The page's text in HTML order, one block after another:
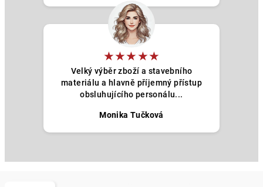
★★★★★
Velký výběr zboží a stavebního
materiálu a hlavně příjemný přístup
obsluhujícího personálu...
Monika Tučková